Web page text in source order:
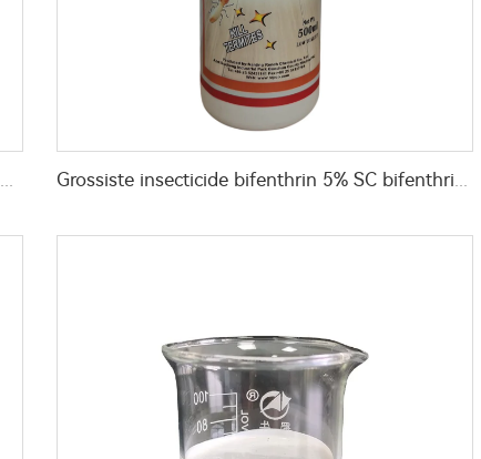
Pesticide à haute efficacité 2% de tétraméthrine + 2,5% de deltaméthrine WP poudre insecticide pour le contrôle des nuisibles Grossiste insecticide bifenthrin 5% SC bifenthrin-insecticide très efficace pour le contrôle des termites